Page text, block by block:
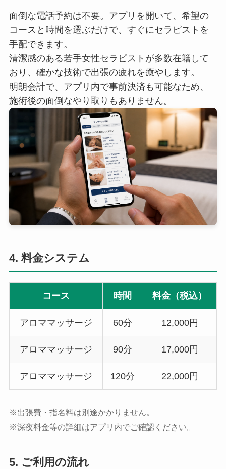
面倒な電話予約は不要。アプリを開いて、希望の
コースと時間を選ぶだけで、すぐにセラピストを
手配できます。
清潔感のある若手女性セラピストが多数在籍して
おり、確かな技術で出張の疲れを癒やします。
明朗会計で、アプリ内で事前決済も可能なため、
施術後の面倒なやり取りもありません。
4. 料金システム
コース 時間 料金（税込）
アロママッサージ 60分 12,000円
アロママッサージ 90分 17,000円
アロママッサージ 120分 22,000円
※出張費・指名料は別途かかりません。
※深夜料金等の詳細はアプリ内でご確認ください。
5. ご利用の流れ